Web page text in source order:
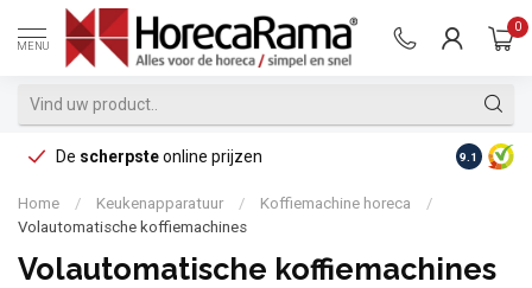
MENU
0
De scherpsteonline prijzen Op
9.1
Home / Keukenapparatuur / Koffiemachine horeca
/
Volautomatische koffiemachines
Volautomatische koffiemachines